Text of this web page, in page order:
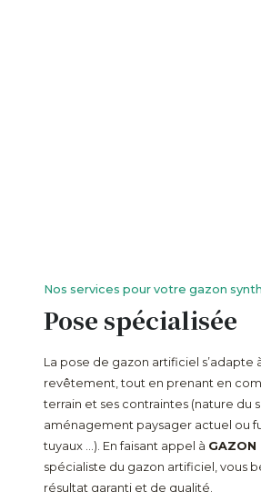
Nos services pour votre gazon
Pose spécialisée
La pose de gazon artificiel s’adapte
revêtement, tout en prenant en
terrain et ses contraintes (nature du
aménagement paysager actuel ou
tuyaux …). En faisant appel à GAZON
spécialiste du gazon artificiel, vous
résultat garanti et de qualité.